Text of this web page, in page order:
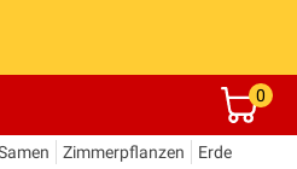
0
Zimmerpflanzen
Erde